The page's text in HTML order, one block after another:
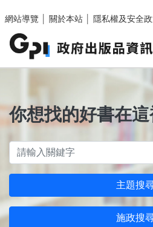
網站導覽
關於本站 隱私權及安全
你想找的好書在這
主題搜
施政搜